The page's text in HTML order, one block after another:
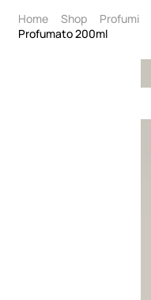
Home Shop Profumi
Profumato 200ml